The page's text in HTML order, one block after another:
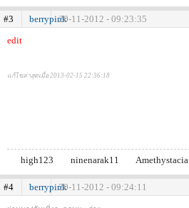
#3 berrypink20-11-2012 - 09:23:35
edit
แก้ไขล่าสุดเมื่อ 2013-02-15 22:36:18
high123 ninenarak11 Amethystacia
#4 berrypink20-11-2012 - 09:24:11